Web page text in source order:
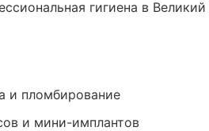
гигиена в
и пломбирование
и мини-имплантов